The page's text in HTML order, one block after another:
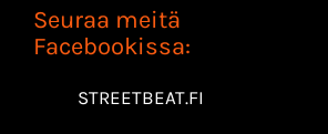
Seuraa meitä
Facebookissa:
STREETBEAT.FI